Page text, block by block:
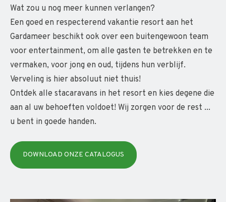
Wat zou u nog meer kunnen verlangen?
Een goed en respecterend vakantie resort aan het
Gardameer beschikt ook over een buitengewoon team
voor entertainment, om alle gasten te betrekken en te
vermaken, voor jong en oud, tijdens hun verblijf.
Verveling is hier absoluut niet thuis!
Ontdek alle stacaravans in het resort en kies degene die
aan al uw behoeften voldoet! Wij zorgen voor de rest ...
u bent in goede handen.
DOWNLOAD ONZE CATALOGUS